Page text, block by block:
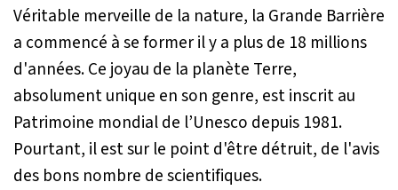
Véritable merveille de la nature, la Grande Barrière
a commencé à se former il y a plus de 18 millions
d'années. Ce joyau de la planète Terre,
absolument unique en son genre, est inscrit au
Patrimoine mondial de l’Unesco depuis 1981.
Pourtant, il est sur le point d'être détruit, de l'avis
des bons nombre de scientifiques.